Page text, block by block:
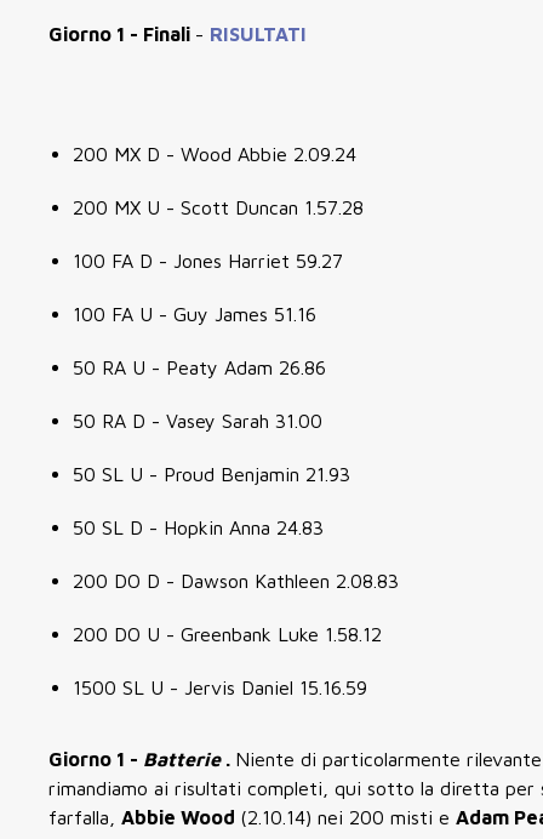
Giorno 1 - Finali - RISULTATI
200 MX D - Wood Abbie 2.09.24
200 MX U - Scott Duncan 1.57.28
100 FA D - Jones Harriet 59.27
100 FA U - Guy James 51.16
50 RA U - Peaty Adam 26.86
50 RA D - Vasey Sarah 31.00
50 SL U - Proud Benjamin 21.93
50 SL D - Hopkin Anna 24.83
200 DO D - Dawson Kathleen 2.08.83
200 DO U - Greenbank Luke 1.58.12
1500 SL U - Jervis Daniel 15.16.59
Giorno 1 - Batterie . Niente di particolarmente
rimandiamo ai risultati completi, qui sotto la diretta per
farfalla, Abbie Wood (2.10.14) nei 200 misti e Adam